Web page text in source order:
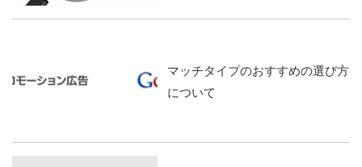
マッチタイプのおすすめの選び方
について